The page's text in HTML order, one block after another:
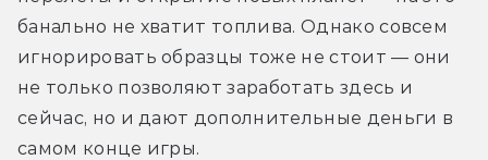
банально не хватит топлива. Однако совсем
игнорировать образцы тоже не стоит — они
не только позволяют заработать здесь и
сейчас, но и дают дополнительные деньги в
самом конце игры.